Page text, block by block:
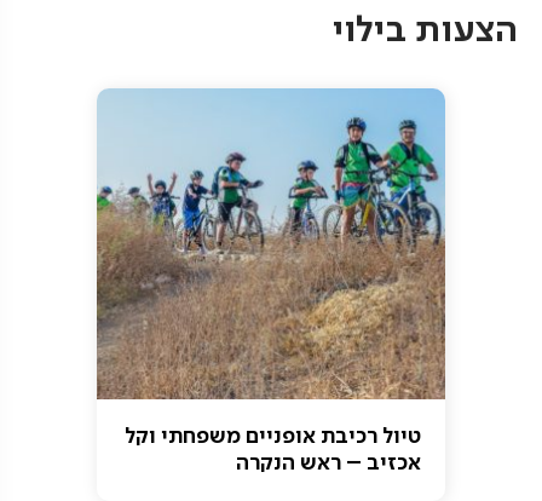
הצעות בילוי
טיול רכיבת אופניים משפחתי וקל
אכזיב – ראש הנקרה